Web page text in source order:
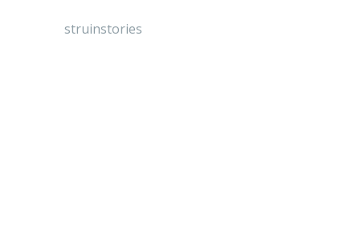
struinstories